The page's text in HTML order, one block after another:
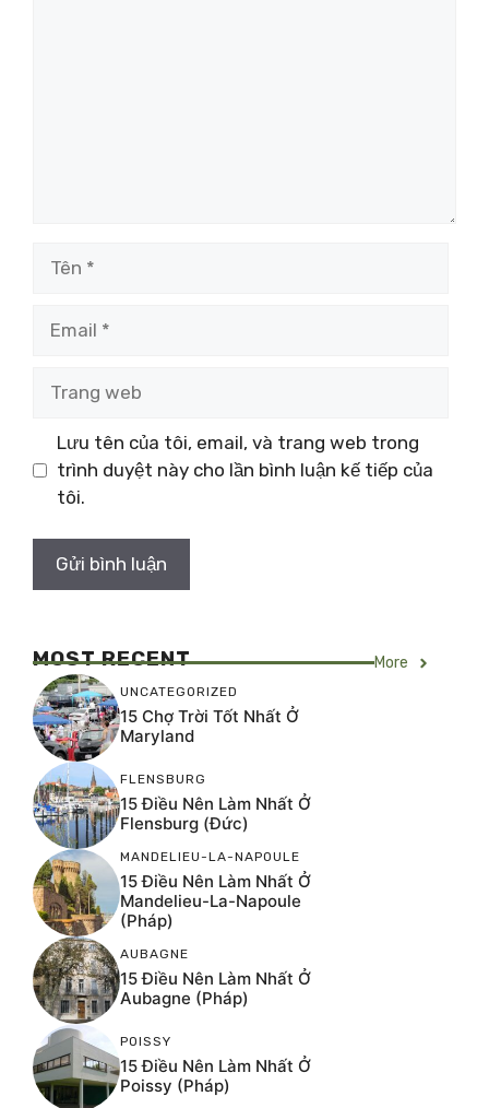
web
Lưu tên của tôi, email, và trang web trong
trình duyệt này cho lần bình luận kế tiếp của
tôi.
MOST RECENT More
UNCATEGORIZED
15 Chợ Trời Tốt Nhất Ở
Maryland
FLENSBURG
15 Điều Nên Làm Nhất Ở
Flensburg (Đức)
MANDELIEU-LA-NAPOULE
15 Điều Nên Làm Nhất Ở
Mandelieu-La-Napoule
(Pháp)
AUBAGNE
15 Điều Nên Làm Nhất Ở
Aubagne (Pháp)
POISSY
15 Điều Nên Làm Nhất Ở
Poissy (Pháp)